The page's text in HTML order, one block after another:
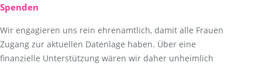
Spenden
Wir engagieren uns rein ehrenamtlich, damit alle Frauen
Zugang zur aktuellen Datenlage haben. Über eine
finanzielle Unterstützung wären wir daher unheimlich